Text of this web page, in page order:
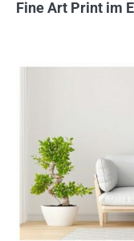
Fine Art Print im